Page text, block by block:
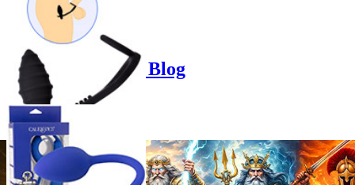
Product options
Poppers-Shop.de Blog